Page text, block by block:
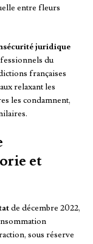
entre fleurs
juridique
du
françaises
relaxant les
les condamnent,
et
de décembre 2022,
sous réserve